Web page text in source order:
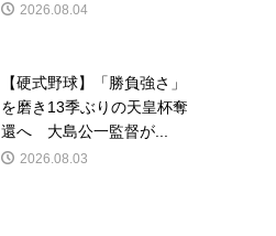
2026.08.04
【硬式野球】「勝負強さ」
を磨き13季ぶりの天皇杯奪
還へ 大島公一監督が...
2026.08.03